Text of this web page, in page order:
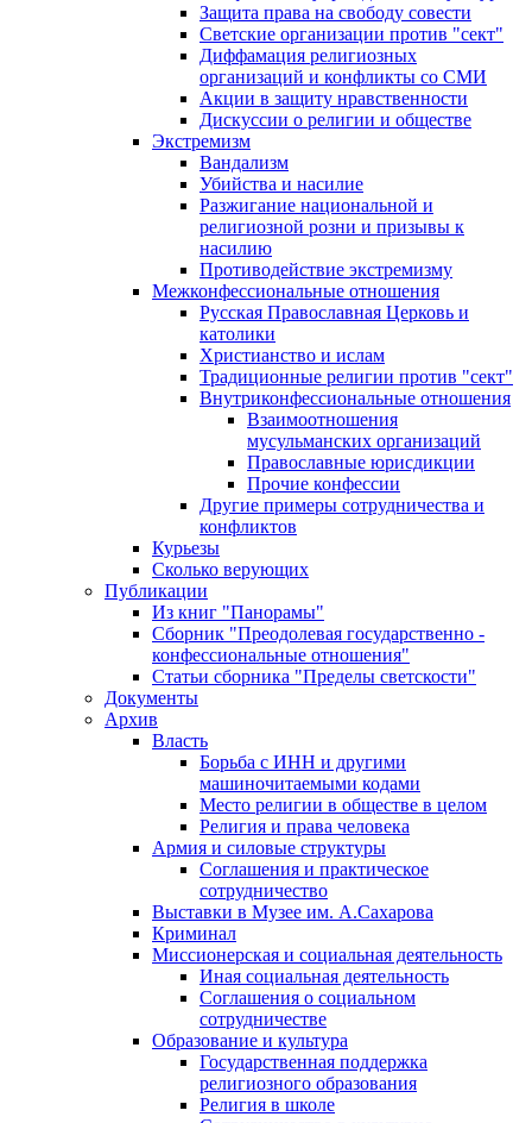
Защита права на свободу совести
Светские организации против "сект"
Диффамация религиозных
организаций и конфликты со СМИ
Акции в защиту нравственности
Дискуссии о религии и обществе
Экстремизм
Вандализм
Убийства и насилие
Разжигание национальной и
религиозной розни и призывы к
насилию
Противодействие экстремизму
Межконфессиональные отношения
Русская Православная Церковь и
католики
Христианство и ислам
Традиционные религии против "сект"
Внутриконфессиональные отношения
Взаимоотношения
мусульманских организаций
Православные юрисдикции
Прочие конфессии
Другие примеры сотрудничества и
конфликтов
Курьезы
Сколько верующих
Публикации
Из книг "Панорамы"
Сборник "Преодолевая государственно -
конфессиональные отношения"
Статьи сборника "Пределы светскости"
Документы
Архив
Власть
Борьба с ИНН и другими
машиночитаемыми кодами
Место религии в обществе в целом
Религия и права человека
Армия и силовые структуры
Соглашения и практическое
сотрудничество
Выставки в Музее им. А.Сахарова
Криминал
Миссионерская и социальная деятельность
Иная социальная деятельность
Соглашения о социальном
сотрудничестве
Образование и культура
Государственная поддержка
религиозного образования
Религия в школе